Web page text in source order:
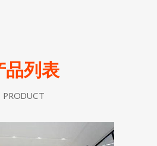
品列表
PRODUCT